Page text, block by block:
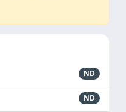
ND
ND